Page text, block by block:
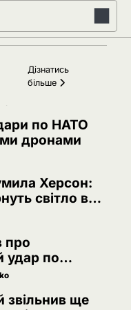
Дізнатись
більше
звільнив ще
місій
які
по НАТО
дронами
Херсон:
світло в
про
удар по
контактів
звільнив ще